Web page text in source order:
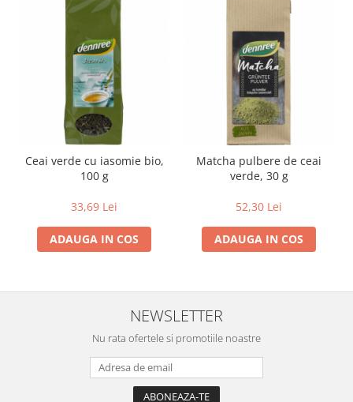
Lapte bio si bauturi vegetale
Sucuri din fructe si legume bio
Superalimente
Pudre proteice bio
Superalimente bio
Uleiuri, grasimi si otet
Ulei de masline bio
Uleiuri esentiale alimentare bio
Ceai verde cu iasomie bio,
100 g
33,69 Lei
ADAUGA IN COS
Matcha pulbere de ceai
verde, 30 g
52,30 Lei
ADAUGA IN COS
NEWSLETTER
Nu rata ofertele si promotiile noastre